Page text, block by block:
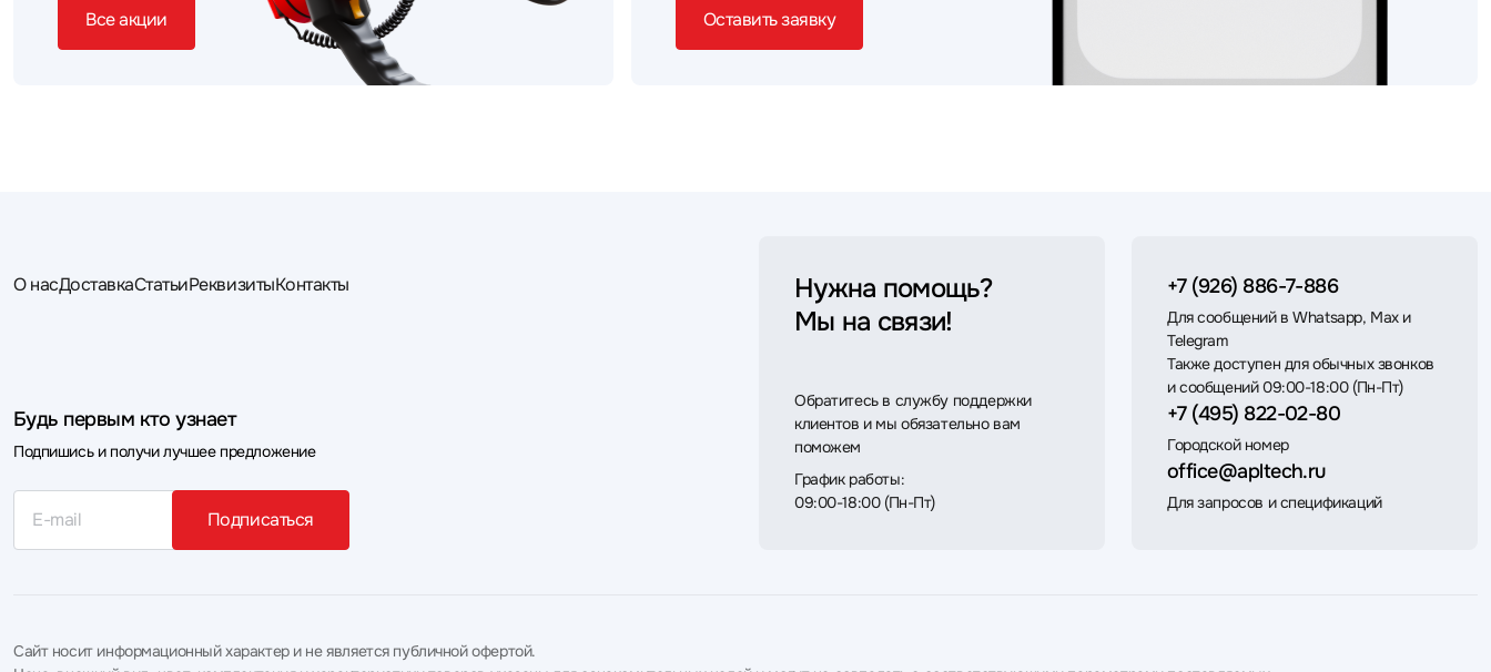
Все акции Оставить заявку
О насДоставкаСтатьиРеквизитыКонтакты
Будь первым кто узнает
Подпишись и получи лучшее предложение
Подписаться
Нужна помощь?
Мы на связи!
Обратитесь в службу поддержки
клиентов и мы обязательно вам
поможем
График работы:
09:00-18:00 (Пн-Пт)
+7 (926) 886-7-886
Для сообщений в Whatsapp, Max и
Telegram
Также доступен для обычных звонков
и сообщений 09:00-18:00 (Пн-Пт)
+7 (495) 822-02-80
Городской номер
office@apltech.ru
Для запросов и спецификаций
Сайт носит информационный характер и не является публичной офертой.